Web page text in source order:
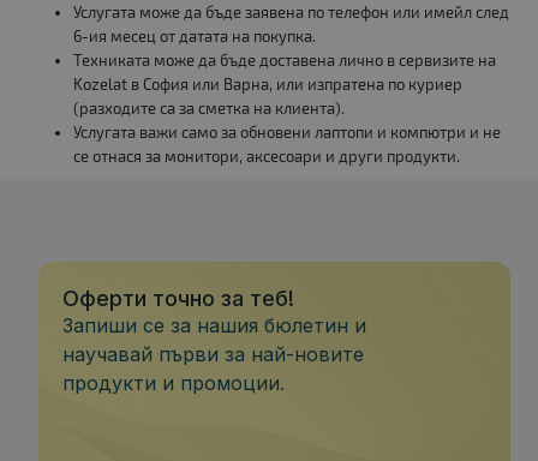
Услугата може да бъде заявена по телефон или имейл след
6-ия месец от датата на покупка.
Техниката може да бъде доставена лично в сервизите на
Kozelat в София или Варна, или изпратена по куриер
(разходите са за сметка на клиента).
Услугата важи само за обновени лаптопи и компютри и не
се отнася за монитори, аксесоари и други продукти.
Оферти точно за теб!
Запиши се за нашия бюлетин и
научавай първи за най-новите
продукти и промоции.